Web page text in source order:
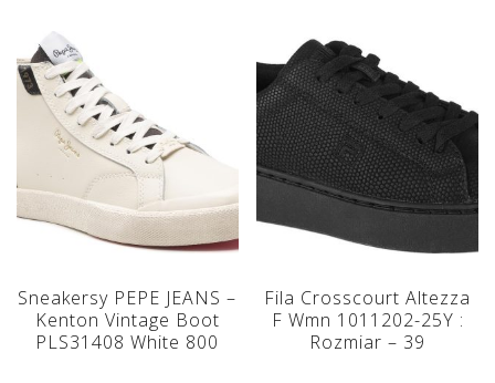
Sneakersy PEPE JEANS –
Kenton Vintage Boot
PLS31408 White 800
Fila Crosscourt Altezza
F Wmn 1011202-25Y :
Rozmiar – 39